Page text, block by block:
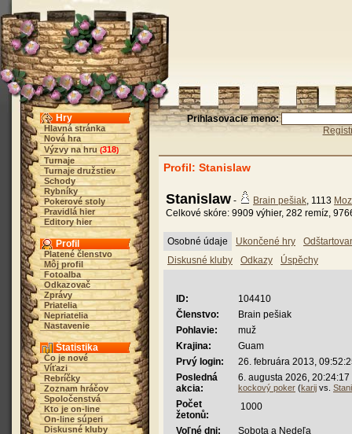
Hry
Hlavná stránka
Nová hra
Výzvy na hru (318)
Turnaje
Turnaje družstiev
Schody
Rybníky
Pokerové stoly
Pravidlá hier
Editory hier
Profil
Platené členstvo
Môj profil
Fotoalba
Odkazovač
Zprávy
Priatelia
Nepriatelia
Nastavenie
Štatistika
Čo je nové
Víťazi
Rebríčky
Zoznam hráčov
Spoločenstvá
Kto je on-line
On-line súperi
Diskusné kluby
Prihlasovacie meno:
Profil: Stanislaw
Stanislaw - Brain pešiak, 1113
Celkové skóre: 9909 výhier, 282 remíz,
Osobné údaje Ukončené hry
Diskusné kluby
Odkazy Úspěchy
ID:
104410
Členstvo:
Brain pešiak
Pohlavie:
muž
Krajina:
Guam
Prvý login:
26. februára 2013,
Posledná
akcia:
6. augusta 2026, 20:24:17
kockový poker (karij vs.
Počet
žetonů:
1000
Voľné dni:
Sobota a Nedeľa